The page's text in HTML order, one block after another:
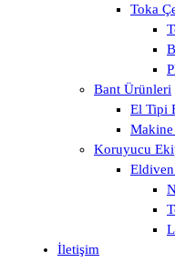
Toka
Bant Ürünleri
El Tipi
Koruyucu
İletişim